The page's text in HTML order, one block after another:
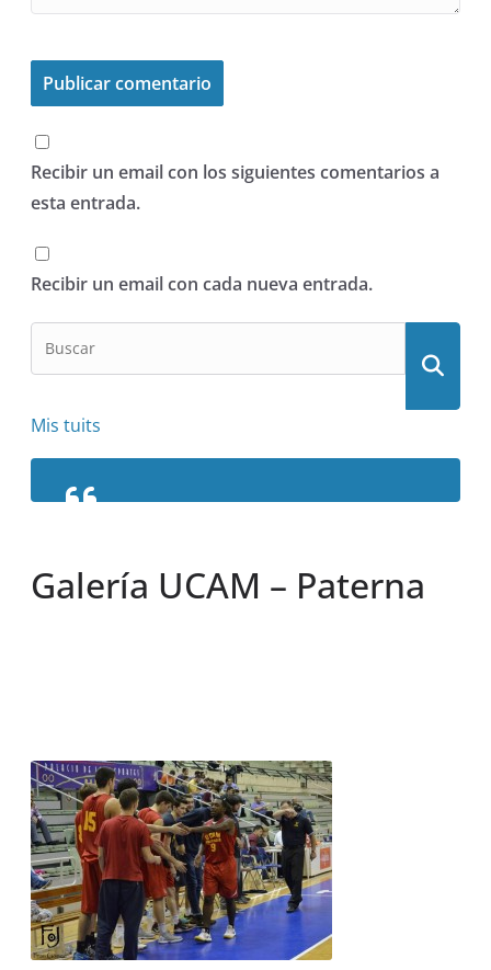
Recibir un email con los siguientes comentarios a
esta entrada.
Recibir un email con cada nueva entrada.
Mis tuits
Galería UCAM – Paterna